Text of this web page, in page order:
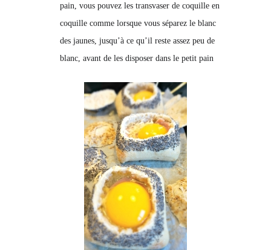
pain, vous pouvez les transvaser de coquille en
coquille comme lorsque vous séparez le blanc
des jaunes, jusqu’à ce qu’il reste assez peu de
blanc, avant de les disposer dans le petit pain